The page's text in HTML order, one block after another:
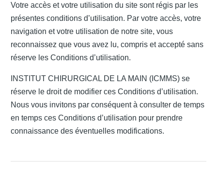
Votre accès et votre utilisation du site sont régis par les
présentes conditions d’utilisation. Par votre accès, votre
navigation et votre utilisation de notre site, vous
reconnaissez que vous avez lu, compris et accepté sans
réserve les Conditions d’utilisation.
INSTITUT CHIRURGICAL DE LA MAIN (ICMMS) se
réserve le droit de modifier ces Conditions d’utilisation.
Nous vous invitons par conséquent à consulter de temps
en temps ces Conditions d’utilisation pour prendre
connaissance des éventuelles modifications.